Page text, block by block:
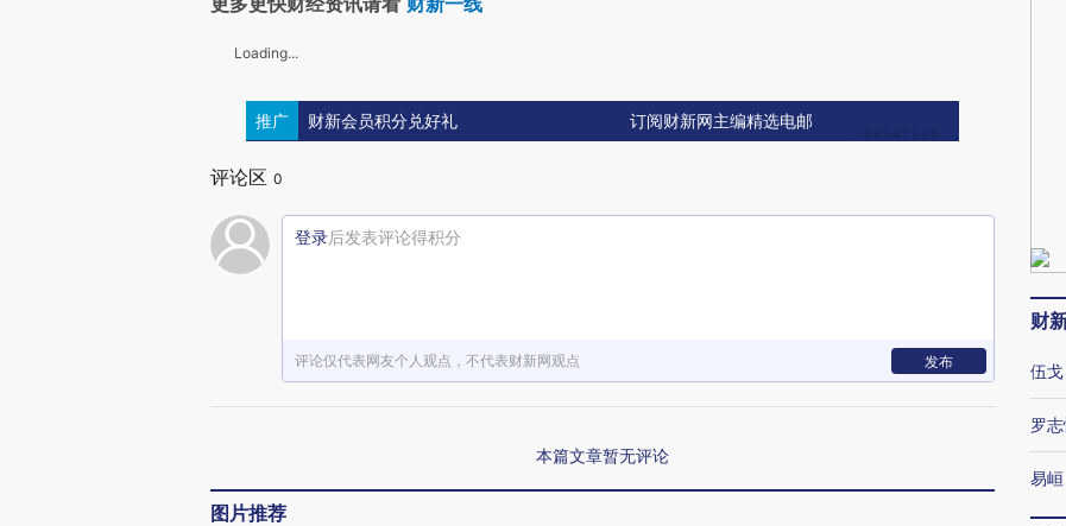
Loading...
推广 财新会员积分兑好礼 订阅财新网主编精选电邮
评论区 0
登录后发表评论得积分
评论仅代表网友个人观点，不代表财新网观点 发布
本篇文章暂无评论
图片推荐
财
伍戈
罗
易峘